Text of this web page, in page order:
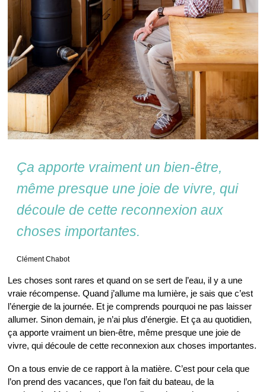
Ça apporte vraiment un bien-être,
même presque une joie de vivre, qui
découle de cette reconnexion aux
choses importantes.
Clément Chabot
Les choses sont rares et quand on se sert de l’eau, il y a une
vraie récompense. Quand j’allume ma lumière, je sais que c’est
l’énergie de la journée. Et je comprends pourquoi ne pas laisser
allumer. Sinon demain, je n’ai plus d’énergie. Et ça au quotidien,
ça apporte vraiment un bien-être, même presque une joie de
vivre, qui découle de cette reconnexion aux choses importantes.
On a tous envie de ce rapport à la matière. C’est pour cela que
l’on prend des vacances, que l’on fait du bateau, de la